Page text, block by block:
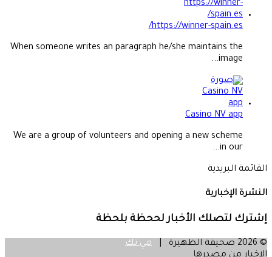
https://winner-spain.es/
When someone writes an paragraph he/she maintains the
image...
Casino NV app
We are a group of volunteers and opening a new scheme
in our...
القائمة البريدية
النشرة الإخبارية
إشترك لتصلك الأخبار لححظة بلحظة
© 2026 صحيفة الظهيرة |
مي تك